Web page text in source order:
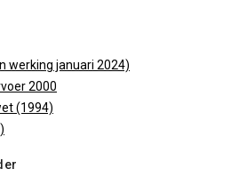
werking januari 2024)
2000
(1994)